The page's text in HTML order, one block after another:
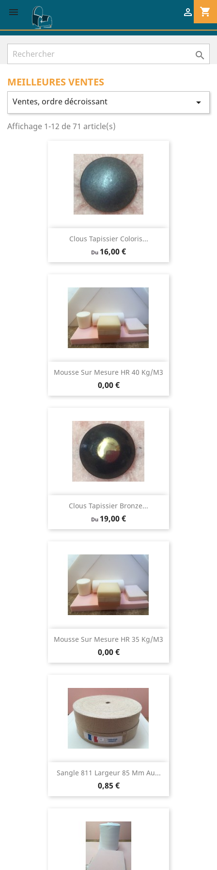
 shopping_cart


MEILLEURES VENTES
Ventes, ordre décroissant 
Affichage 1-12 de 71 article(s)
Clous Tapissier Coloris...
Du Prix
16,00 €
Mousse Sur Mesure HR 40 Kg/m3
Prix
0,00 €
Clous Tapissier Bronze...
Du Prix
19,00 €
Mousse Sur Mesure HR 35 Kg/m3
Prix
0,00 €
Sangle 811 Largeur 85 Mm Au...
Prix
0,85 €